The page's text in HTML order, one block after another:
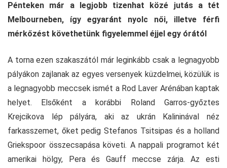
Pénteken már a legjobb tizenhat közé jutás a tét
Melbourneben, így egyaránt nyolc női, illetve férfi
mérkőzést követhetünk figyelemmel éjjel egy órától
A torna ezen szakaszától már leginkább csak a legnagyobb
pályákon zajlanak az egyes versenyek küzdelmei, közülük is
a legnagyobb meccsek ismét a Rod Laver Arénában kaptak
helyet. Elsőként a korábbi Roland Garros-győztes
Krejcikova lép pályára, aki az ukrán Kalininával néz
farkasszemet, őket pedig Stefanos Tsitsipas és a holland
Griekspoor összecsapása követi. A nappali programot két
amerikai hölgy, Pera és Gauff meccse zárja. Az esti